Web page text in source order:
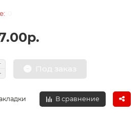
В сравнение